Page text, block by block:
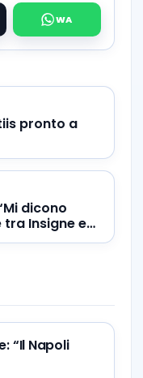
pronto a
dicono
Insigne e
“Il Napoli